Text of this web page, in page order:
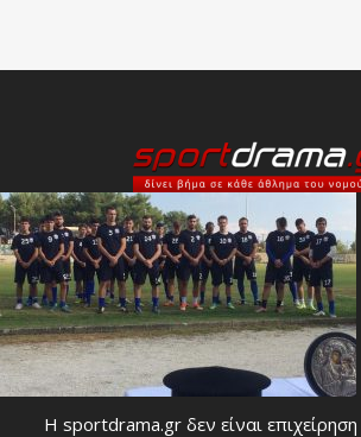
Η sportdrama.gr δεν είναι